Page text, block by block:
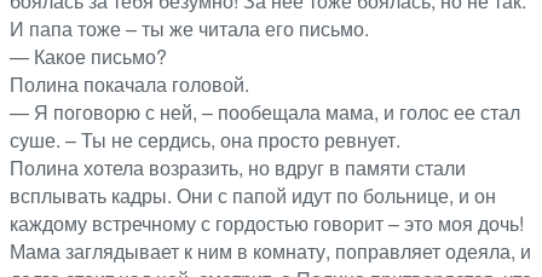
И папа тоже – ты же читала его письмо.
— Какое письмо?
Полина покачала головой.
— Я поговорю с ней, – пообещала мама, и голос ее стал
суше. – Ты не сердись, она просто ревнует.
Полина хотела возразить, но вдруг в памяти стали
всплывать кадры. Они с папой идут по больнице, и он
каждому встречному с гордостью говорит – это моя дочь!
Мама заглядывает к ним в комнату, поправляет одеяла, и